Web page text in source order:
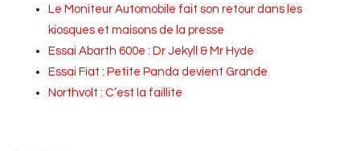
Le Moniteur Automobile fait son retour dans les
kiosques et maisons de la presse
Essai Abarth 600e : Dr Jekyll & Mr Hyde
Essai Fiat : Petite Panda devient Grande
Northvolt : C’est la faillite